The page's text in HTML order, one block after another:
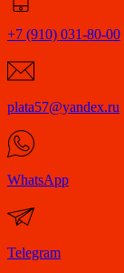
+7 (910) 031-80-00
plata57@yandex.ru
WhatsApp
Telegram